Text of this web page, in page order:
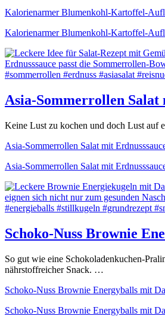
Kalorienarmer Blumenkohl-Kartoffel-
Kalorienarmer Blumenkohl-Kartoffel-
Asia-Sommerrollen Salat
Keine Lust zu kochen und doch Lust auf
Asia-Sommerrollen Salat mit
Asia-Sommerrollen Salat mit
Schoko-Nuss Brownie
So gut wie eine Schokoladenkuchen-
nährstoffreicher Snack. …
Schoko-Nuss Brownie Energyballs mit
Schoko-Nuss Brownie Energyballs mit